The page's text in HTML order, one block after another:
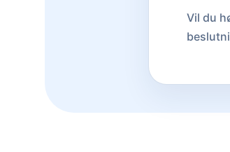
Vil du